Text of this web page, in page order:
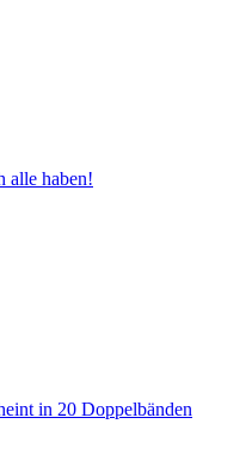
alle haben!
in 20 Doppelbänden